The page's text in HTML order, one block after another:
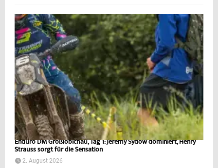
Enduro DM Großlöbichau, Tag 1: Jeremy Sydow dominiert, Henry
Strauss sorgt für die Sensation
2. August 2026